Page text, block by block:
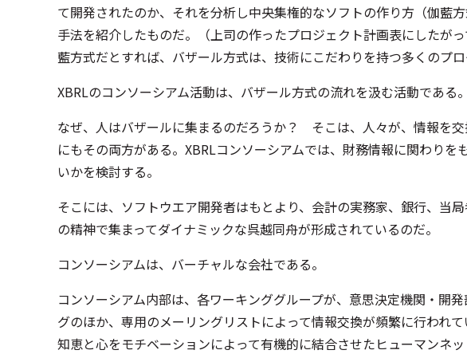
て開発されたのか、それを分析し中央集権的なソフトの作り方（伽藍
手法を紹介したものだ。（上司の作ったプロジェクト計画表にしたが
藍方式だとすれば、バザール方式は、技術にこだわりを持つ多くのプ
XBRLのコンソーシアム活動は、バザール方式の流れを汲む活動である。
なぜ、人はバザールに集まるのだろうか？ そこは、人々が、情報を
にもその両方がある。XBRLコンソーシアムでは、財務情報に関わり
いかを検討する。
そこには、ソフトウエア開発者はもとより、会計の実務家、銀行、当
の精神で集まってダイナミックな呉越同舟が形成されているのだ。
コンソーシアムは、バーチャルな会社である。
コンソーシアム内部は、各ワーキンググループが、意思決定機関・開
グのほか、専用のメーリングリストによって情報交換が頻繁に行われ
知恵と心をモチベーションによって有機的に結合させたヒューマンネッ